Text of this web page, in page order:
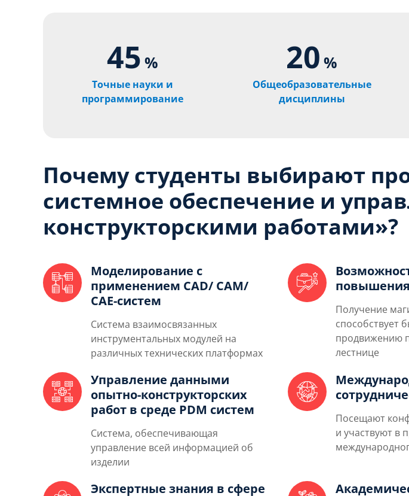
45 %
Точные науки и
программирование
20 %
Общеобразовательные
дисциплины
Почему студенты выбирают
системное обеспечение и
конструкторскими работами»?
Моделирование с
применением CAD/ CAM/
CAE-систем
Система взаимосвязанных
инструментальных модулей на
различных технических платформах
повышения
Получение
способствует
продвижению
лестнице
Управление данными
опытно-конструкторских
работ в среде PDM систем
Система, обеспечивающая
управление всей информацией об
изделии
Посещают
и участвуют в
Экспертные знания в сфере